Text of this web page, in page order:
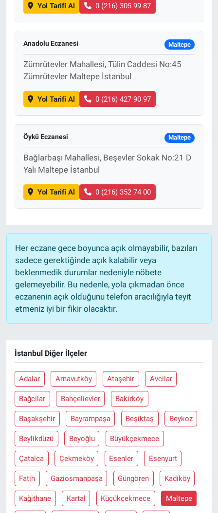
Yol Tarifi Al 0 (216) 305 99 87
Anadolu Eczanesi Maltepe
Zümrütevler Mahallesi, Tülin Caddesi No:45
Zümrütevler Maltepe İstanbul
Yol Tarifi Al 0 (216) 427 90 97
Öykü Eczanesi Maltepe
Bağlarbaşı Mahallesi, Beşevler Sokak No:21 D
Yalı Maltepe İstanbul
Yol Tarifi Al 0 (216) 352 74 00
Her eczane gece boyunca açık olmayabilir, bazıları
sadece gerektiğinde açık kalabilir veya
beklenmedik durumlar nedeniyle nöbete
gelemeyebilir. Bu nedenle, yola çıkmadan önce
eczanenin açık olduğunu telefon aracılığıyla teyit
etmeniz iyi bir fikir olacaktır.
İstanbul Diğer İlçeler
Adalar Arnavutköy Ataşehir Avcilar
Bağcilar Bahçelievler Bakirköy
Başakşehir Bayrampaşa Beşiktaş Beykoz
Beylikdüzü Beyoğlu Büyükçekmece
Çatalca Çekmeköy Esenler Esenyurt
Fatih Gaziosmanpaşa Güngören Kadiköy
Kağithane Kartal Küçükçekmece Maltepe